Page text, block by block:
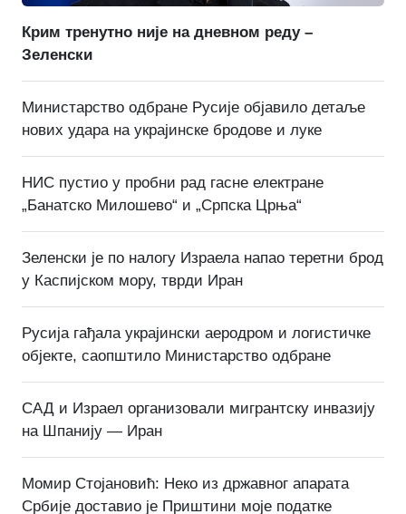
Крим тренутно није на дневном реду –
Зеленски
Министарство одбране Русије објавило детаље
нових удара на украјинске бродове и луке
НИС пустио у пробни рад гасне електране
„Банатско Милошево“ и „Српска Црња“
Зеленски је по налогу Израела напао теретни брод
у Каспијском мору, тврди Иран
Русија гађала украјински аеродром и логистичке
објекте, саопштило Министарство одбране
САД и Израел организовали мигрантску инвазију
на Шпанију — Иран
Момир Стојановић: Неко из државног апарата
Србије доставио је Приштини моје податке